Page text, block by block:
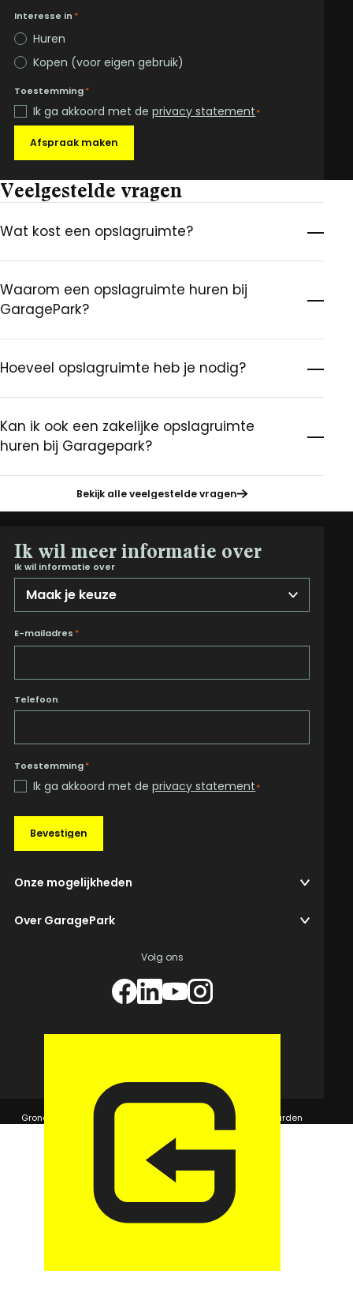
Interesse in *
Huren
Kopen (voor eigen gebruik)
Toestemming*
Ik ga akkoord met deprivacy statement*
Afspraak maken
Veelgestelde vragen
Wat kost een opslagruimte?
Waarom een opslagruimte huren bij
GaragePark?
Hoeveel opslagruimte heb je nodig?
Kan ik ook een zakelijke opslagruimte
huren bij Garagepark?
Bekijk alle veelgestelde vragen
Ik wil meer informatie over
Ik wil informatie over
E-mailadres *
Telefoon
Toestemming*
Ik ga akkoord met deprivacy statement*
Bevestigen
Onze mogelijkheden
Over GaragePark
Volg ons
© 2026 GaragePark.
Grondposities
365Beheer & GaragePark Algemene voorwaarden